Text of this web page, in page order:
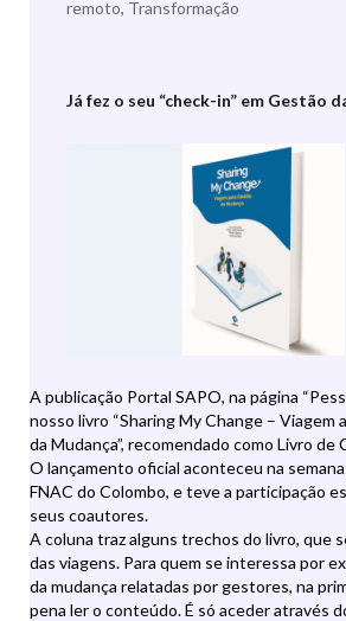
remoto, Transformação
Já fez o seu “check-in” em Gestão
A publicação Portal SAPO, na página
nosso livro “Sharing My Change – Viagem
da Mudança”, recomendado como Livro de
O lançamento oficial aconteceu na semana
FNAC do Colombo, e teve a participação
seus coautores.
A coluna traz alguns trechos do livro, que
das viagens. Para quem se interessa por
da mudança relatadas por gestores, na
pena ler o conteúdo. É só aceder através